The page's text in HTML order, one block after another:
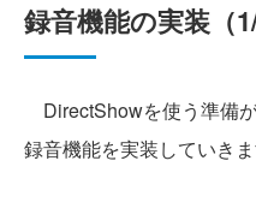
録音機能の実装（1/
DirectShowを使う準備
録音機能を実装していきま